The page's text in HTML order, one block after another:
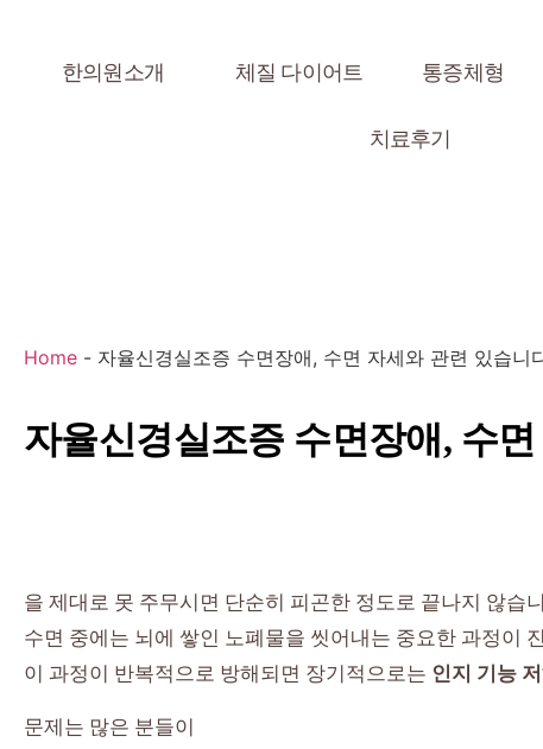
한의원소개 체질 다이어트 통증체형
치료후기
Home - 자율신경실조증 수면장애, 수면 자세와 관련 있습니
자율신경실조증 수면장애, 수
을 제대로 못 주무시면 단순히 피곤한 정도로 끝나지 않습
수면 중에는 뇌에 쌓인 노폐물을 씻어내는 중요한 과정이
이 과정이 반복적으로 방해되면 장기적으로는 인지 기능
문제는 많은 분들이